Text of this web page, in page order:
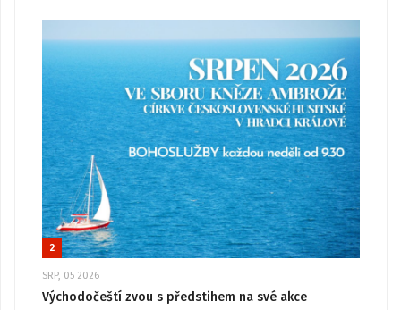
2
SRP, 05 2026
Východočeští zvou s předstihem na své akce